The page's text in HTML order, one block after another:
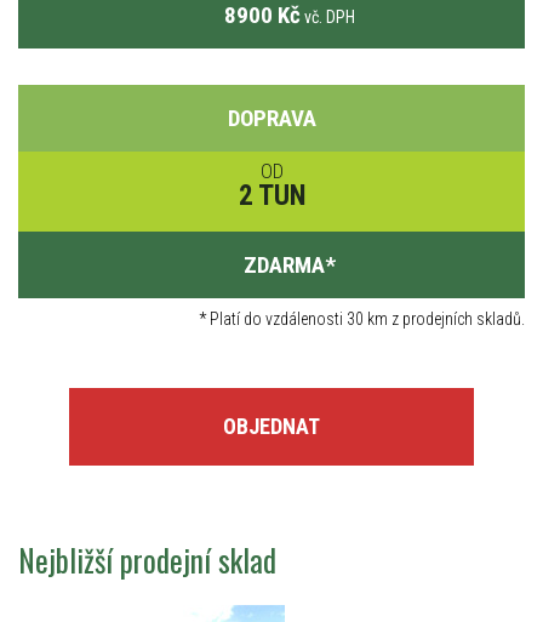
8900 Kč vč. DPH
DOPRAVA
OD
2 TUN
ZDARMA*
*Platí do vzdálenosti 30 km z prodejních skladů.
OBJEDNAT
Nejbližší prodejní sklad